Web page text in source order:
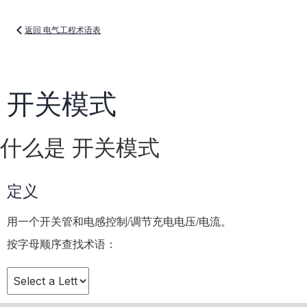
返回 电气工程术语表
开关模式
什么是 开关模式
定义
用一个开关管和电感控制/调节充电电压/电流。
按字母顺序查找术语：